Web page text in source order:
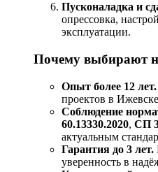
Пусконаладка и
опрессовка,
эксплуатации.
Почему выбирают
Опыт более 12 лет.
проектов в
Соблюдение
60.13330.2020, СП
актуальным
Гарантия до 3 лет.
уверенность в